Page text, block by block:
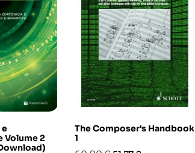
Volume 2
The Composer's Handbook
1